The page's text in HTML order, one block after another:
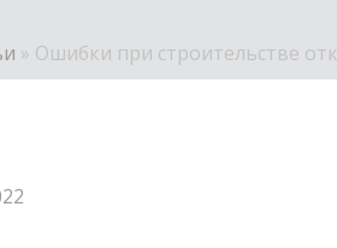
» Ошибки при строительстве